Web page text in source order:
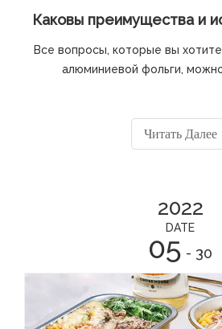
Все вопросы, которые вы
алюминиевой фольги,
Читать Далее
2022
DATE
05 - 30